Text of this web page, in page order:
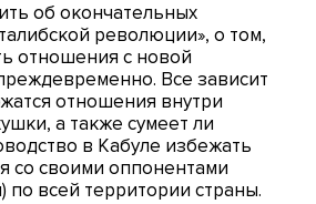
об окончательных
революции», о том,
отношения с новой
Все зависит
отношения внутри
а также сумеет ли
в Кабуле избежать
со своими оппонентами
по всей территории страны.